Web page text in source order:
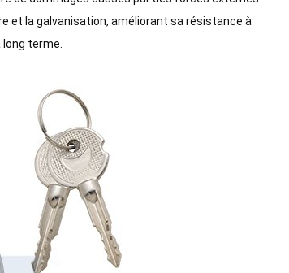
et la galvanisation, améliorant sa résistance à
terme.